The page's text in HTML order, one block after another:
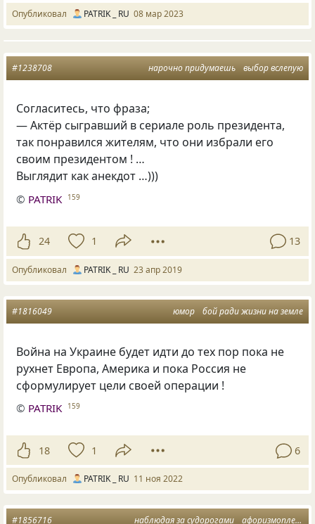
Опубликовал PATRIK _ RU 08 мар 2023
нарочно придумаешь выбор вслепую
#1238708
Согласитесь, что фраза;
— Актёр сыгравший в сериале роль президента,
так понравился жителям, что они избрали его
своим президентом ! …
Выглядит как анекдот …)))
© PATRIK 159
24 1 13
Опубликовал PATRIK _ RU 23 апр 2019
юмор бой ради жизни на земле
#1816049
Война на Украине будет идти до тех пор пока не
рухнет Европа, Америка и пока Россия не
сформулирует цели своей операции !
© PATRIK 159
18 1 6
Опубликовал PATRIK _ RU 11 ноя 2022
наблюдая за судорогами афоризмоплетов
#1856716